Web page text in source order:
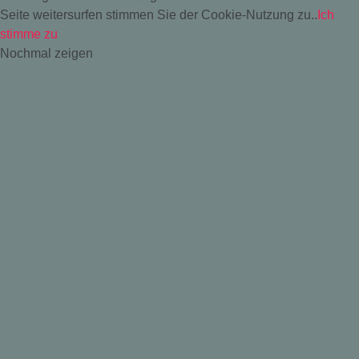
Seite weitersurfen stimmen Sie der Cookie-Nutzung zu.. Ich
stimme zu
Nochmal zeigen